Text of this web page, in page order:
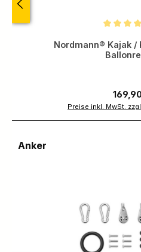
Nordmann® Kajak /
Preise inkl. MwSt.
Anker